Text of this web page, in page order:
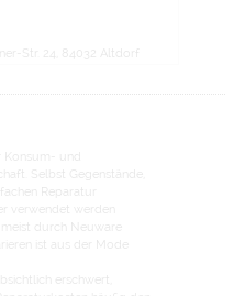
Str. 24, 84032 Altdorf
Selbst Gegenstände,
Reparatur
verwendet werden
durch Neuware
ist aus der Mode
erschwert,